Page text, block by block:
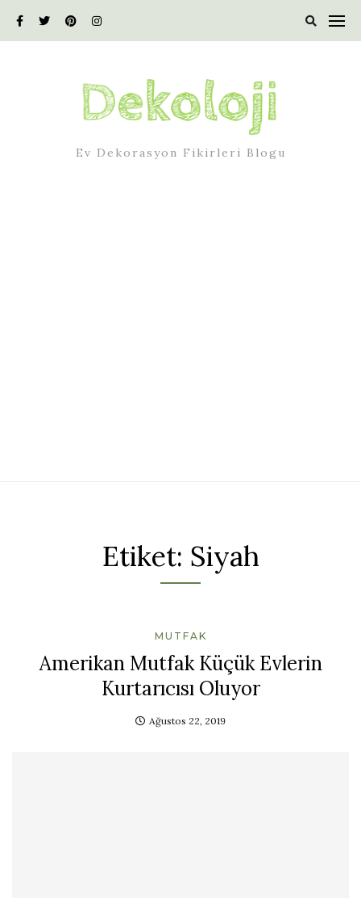
Ev Dekorasyon Fikirleri Blogu
Etiket: Siyah
MUTFAK
Amerikan Mutfak Küçük Evlerin
Kurtarıcısı Oluyor
Ağustos 22, 2019